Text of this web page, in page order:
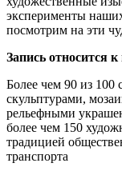
эксперименты
посмотрим на эти
Запись относится
Более чем 90 из
скульптурами,
рельефными
более чем 150
традицией
транспорта